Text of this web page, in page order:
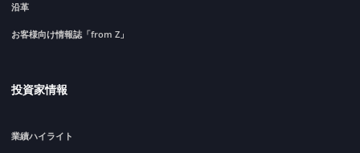
沿革
お客様向け情報誌「from Z」
投資家情報
業績ハイライト